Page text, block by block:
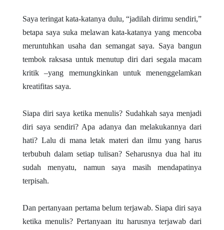
Saya teringat kata-katanya dulu, “jadilah dirimu sendiri,”
betapa saya suka melawan kata-katanya yang mencoba
meruntuhkan usaha dan semangat saya. Saya bangun
tembok raksasa untuk menutup diri dari segala macam
kritik –yang memungkinkan untuk menenggelamkan
kreatifitas saya.
Siapa diri saya ketika menulis? Sudahkah saya menjadi
diri saya sendiri? Apa adanya dan melakukannya dari
hati? Lalu di mana letak materi dan ilmu yang harus
terbubuh dalam setiap tulisan? Seharusnya dua hal itu
sudah menyatu, namun saya masih mendapatinya
terpisah.
Dan pertanyaan pertama belum terjawab. Siapa diri saya
ketika menulis? Pertanyaan itu harusnya terjawab dari